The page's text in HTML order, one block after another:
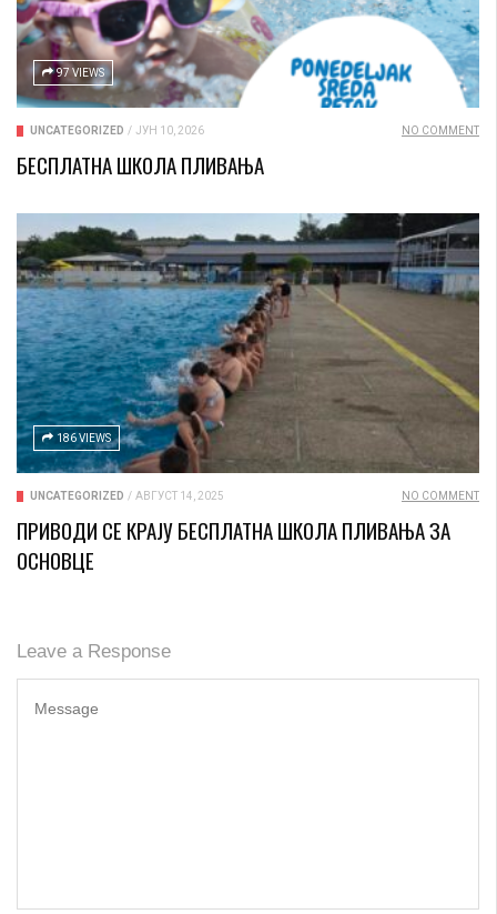
97 VIEWS
UNCATEGORIZED / ЈУН 10, 2026 NO COMMENT
БЕСПЛАТНА ШКОЛА ПЛИВАЊА
186 VIEWS
UNCATEGORIZED / АВГУСТ 14, 2025 NO COMMENT
ПРИВОДИ СЕ КРАЈУ БЕСПЛАТНА ШКОЛА ПЛИВАЊА ЗА
ОСНОВЦЕ
Leave a Response